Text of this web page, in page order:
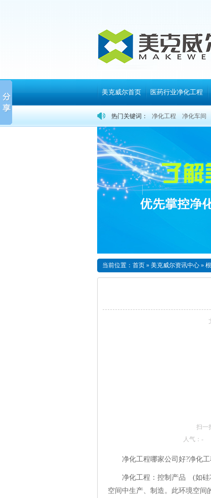
美克威尔首页 医药行业净化工程
热门关键词： 净化工程 净化车间
当前位置： 首页 » 美克威尔资讯中心 »
扫一
人气： -
净化工程哪家公司好?净化
净化工程：控制产品 (如硅
空间中生产、制造。此环境空间